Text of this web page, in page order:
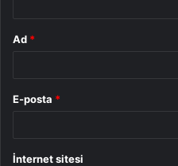
Ad *
E-posta *
İnternet sitesi